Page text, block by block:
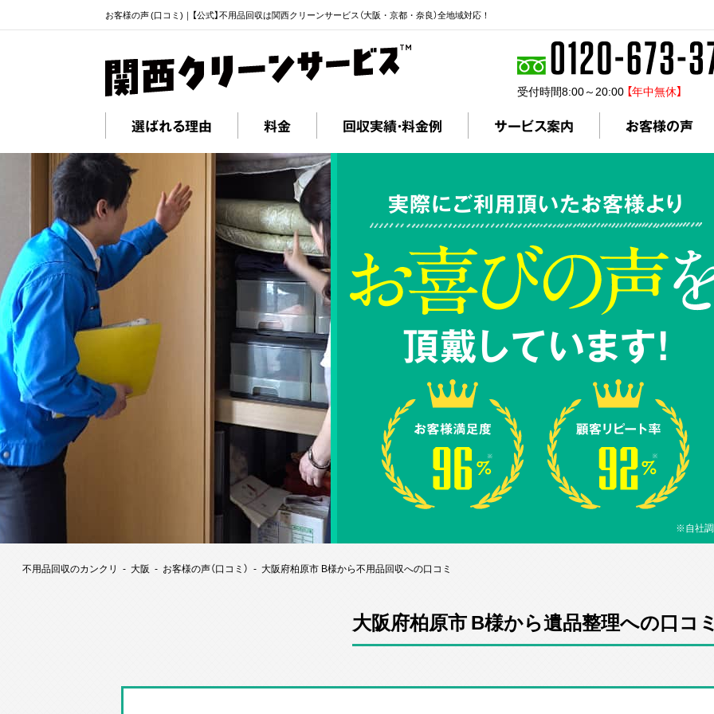
お客様の声 (口コミ)｜【公式】不用品回収は関西クリーンサービス（大阪・京都・奈良）全地域対応！
受付時間8:00～20:00 【年中無休】
選ばれる理由 料金 回収実績・料金例 サービス案内 お客様の声
実際にご利用頂いたお客様より
頂戴しています!
※自社
不用品回収のカンクリ 大阪 お客様の声（口コミ） 大阪府柏原市 B様から不用品回収への口コミ
大阪府柏原市 B様から遺品整理への口コ